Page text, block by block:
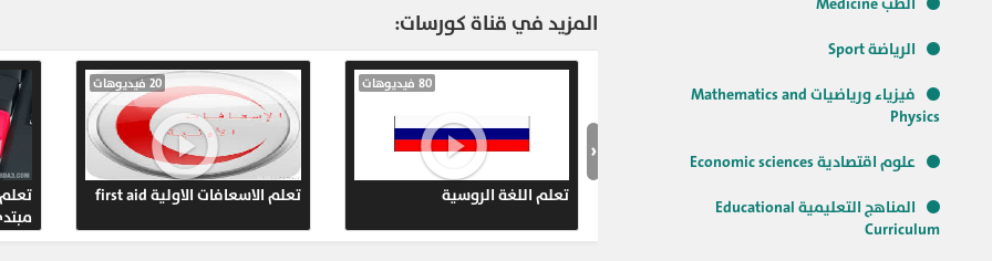
الرياضة Sport
فيزياء ورياضيات Mathematics and
Physics
علوم اقتصادية Economic sciences
المناهج التعليمية Educational
Curriculum
297
221
220
المزيد في قناة كورسات:
تعلم اللغة الروسية
80 فيديوهات
تعلم الاسعافات الاولية first aid
20 فيديوهات
‹